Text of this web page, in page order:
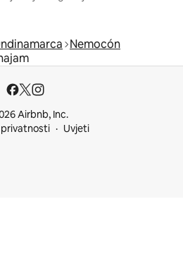
Nemocón
Airbnb, Inc.
privatnosti
Uvjeti